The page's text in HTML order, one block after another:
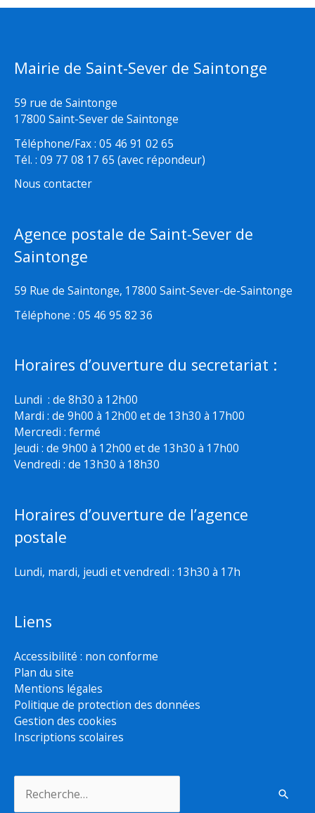
Mairie de Saint-Sever de Saintonge
59 rue de Saintonge
17800 Saint-Sever de Saintonge
Téléphone/Fax : 05 46 91 02 65
Tél. : 09 77 08 17 65 (avec répondeur)
Nous contacter
Agence postale de Saint-Sever de
Saintonge
59 Rue de Saintonge, 17800 Saint-Sever-de-Saintonge
Téléphone : 05 46 95 82 36
Horaires d’ouverture du secretariat :
Lundi : de 8h30 à 12h00
Mardi : de 9h00 à 12h00 et de 13h30 à 17h00
Mercredi : fermé
Jeudi : de 9h00 à 12h00 et de 13h30 à 17h00
Vendredi : de 13h30 à 18h30
Horaires d’ouverture de l’agence
postale
Lundi, mardi, jeudi et vendredi : 13h30 à 17h
Liens
Accessibilité : non conforme
Plan du site
Mentions légales
Politique de protection des données
Gestion des cookies
Inscriptions scolaires